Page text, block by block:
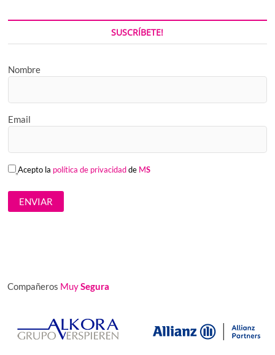
SUSCRÍBETE!
Nombre
Email
Acepto la política de privacidadde MS
Compañeros MuySegura